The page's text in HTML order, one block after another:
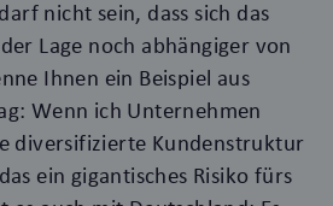
nicht sein, dass sich das
Lage noch abhängiger von
Ihnen ein Beispiel aus
Wenn ich Unternehmen
diversifizierte Kundenstruktur
ein gigantisches Risiko fürs